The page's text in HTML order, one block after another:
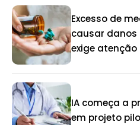
Excesso de
causar danos
exige atenção
IA começa a
em projeto